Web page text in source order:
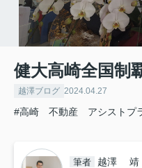
健大高崎全国制
越澤ブログ 2024.04.27
#高崎 不動産 アシストプ
筆者 越澤 靖